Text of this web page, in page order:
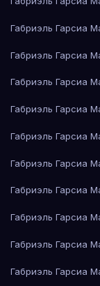
Габриэль Гарсиа
Габриэль Гарсиа
Габриэль Гарсиа
Габриэль Гарсиа
Габриэль Гарсиа
Габриэль Гарсиа
Габриэль Гарсиа
Габриэль Гарсиа
Габриэль Гарсиа
Габриэль Гарсиа